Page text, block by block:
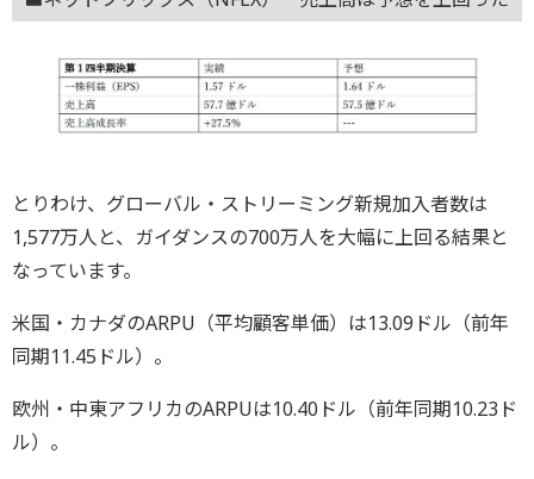
とりわけ、グローバル・ストリーミング新規加入者数は
1,577万人と、ガイダンスの700万人を大幅に上回る結果と
なっています。
米国・カナダのARPU（平均顧客単価）は13.09ドル（前年
同期11.45ドル）。
欧州・中東アフリカのARPUは10.40ドル（前年同期10.23ド
ル）。